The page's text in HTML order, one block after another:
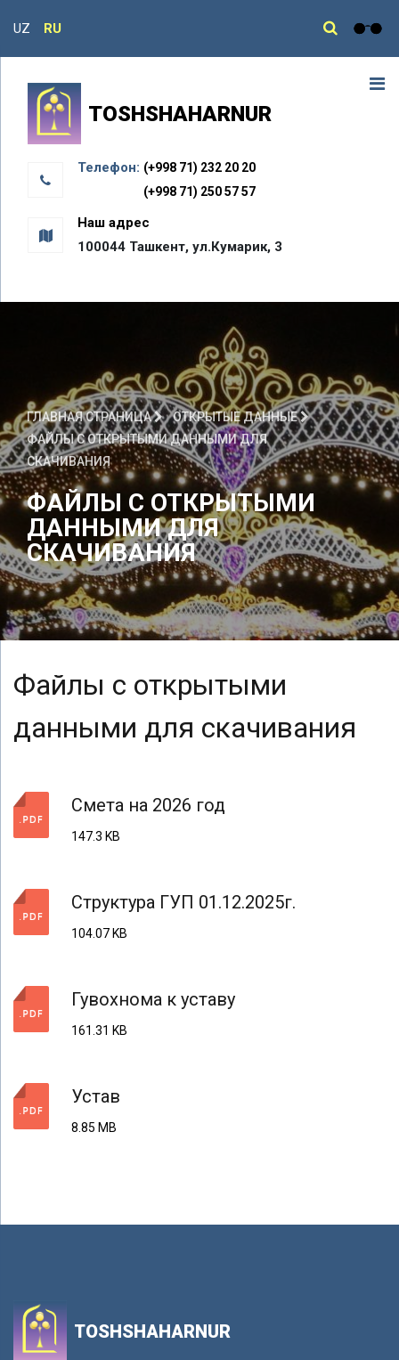
UZ RU
TOSHSHAHARNUR
Телефон: (+998 71) 232 20 20
(+998 71) 250 57 57
Наш адрес
100044 Ташкент, ул.Кумарик, 3
ГЛАВНАЯ СТРАНИЦА
ОТКРЫТЫЕ ДАННЫЕ
ФАЙЛЫ С ОТКРЫТЫМИ ДАННЫМИ ДЛЯ
СКАЧИВАНИЯ
ФАЙЛЫ С ОТКРЫТЫМИ
ДАННЫМИ ДЛЯ
СКАЧИВАНИЯ
Файлы с открытыми
данными для скачивания
Смета на 2026 год
147.3 KB
Структура ГУП 01.12.2025г.
104.07 KB
Гувохнома к уставу
161.31 KB
Устав
8.85 MB
TOSHSHAHARNUR